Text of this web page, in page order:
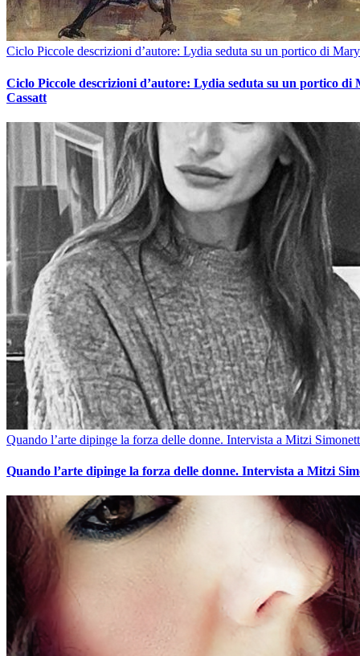
Ciclo Piccole descrizioni d’autore: Lydia seduta su un portico di
Ciclo Piccole descrizioni d’autore: Lydia seduta su un portico di
Cassatt
Quando l’arte dipinge la forza delle donne. Intervista a Mitzi
Quando l’arte dipinge la forza delle donne. Intervista a Mitzi